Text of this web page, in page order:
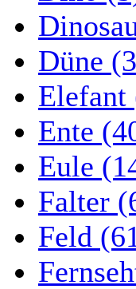
Düne
Elefant
Ente
Eule
Falter
Feld